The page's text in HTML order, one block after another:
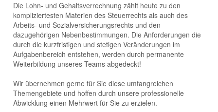
Die Lohn- und Gehaltsverrechnung zählt heute zu den
kompliziertesten Materien des Steuerrechts als auch des
Arbeits- und Sozialversicherungsrechts und den
dazugehörigen Nebenbestimmungen. Die Anforderungen die
durch die kurzfristigen und stetigen Veränderungen im
Aufgabenbereich entstehen, werden durch permanente
Weiterbildung unseres Teams abgedeckt!
Wir übernehmen gerne für Sie diese umfangreichen
Themengebiete und hoffen durch unsere professionelle
Abwicklung einen Mehrwert für Sie zu erzielen.